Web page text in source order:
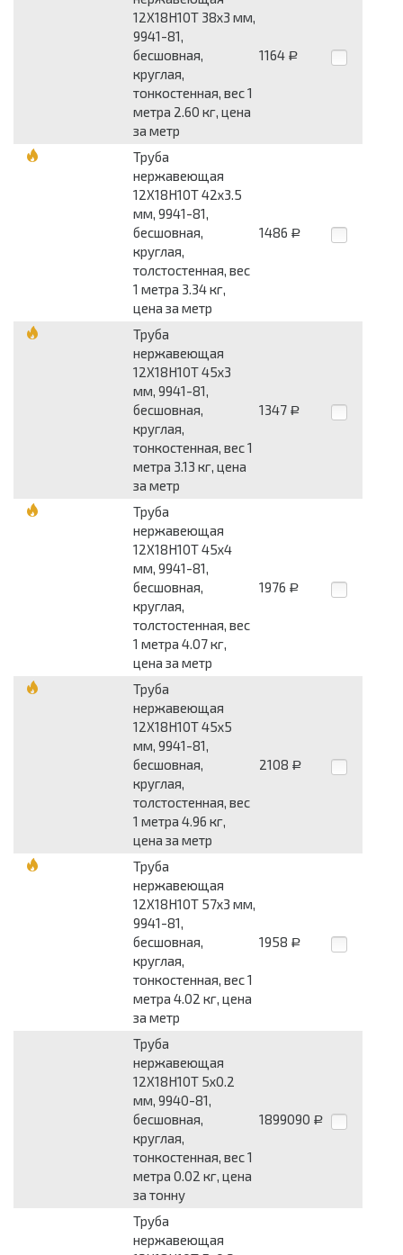
12Х18Н10Т 38x3 мм,
9941-81,
бесшовная,
круглая,
тонкостенная, вес 1
метра 2.60 кг, цена
за метр
1164 Р
Труба
нержавеющая
12Х18Н10Т 42x3.5
мм, 9941-81,
бесшовная,
круглая,
толстостенная, вес
1 метра 3.34 кг,
цена за метр
1486 Р
Труба
нержавеющая
12Х18Н10Т 45x3
мм, 9941-81,
бесшовная,
круглая,
тонкостенная, вес 1
метра 3.13 кг, цена
за метр
1347 Р
Труба
нержавеющая
12Х18Н10Т 45x4
мм, 9941-81,
бесшовная,
круглая,
толстостенная, вес
1 метра 4.07 кг,
цена за метр
1976 Р
Труба
нержавеющая
12Х18Н10Т 45x5
мм, 9941-81,
бесшовная,
круглая,
толстостенная, вес
1 метра 4.96 кг,
цена за метр
2108 Р
Труба
нержавеющая
12Х18Н10Т 57x3 мм,
9941-81,
бесшовная,
круглая,
тонкостенная, вес 1
метра 4.02 кг, цена
за метр
1958 Р
Труба
нержавеющая
12Х18Н10Т 5x0.2
мм, 9940-81,
бесшовная,
круглая,
тонкостенная, вес 1
метра 0.02 кг, цена
за тонну
1899090 Р
Труба
нержавеющая